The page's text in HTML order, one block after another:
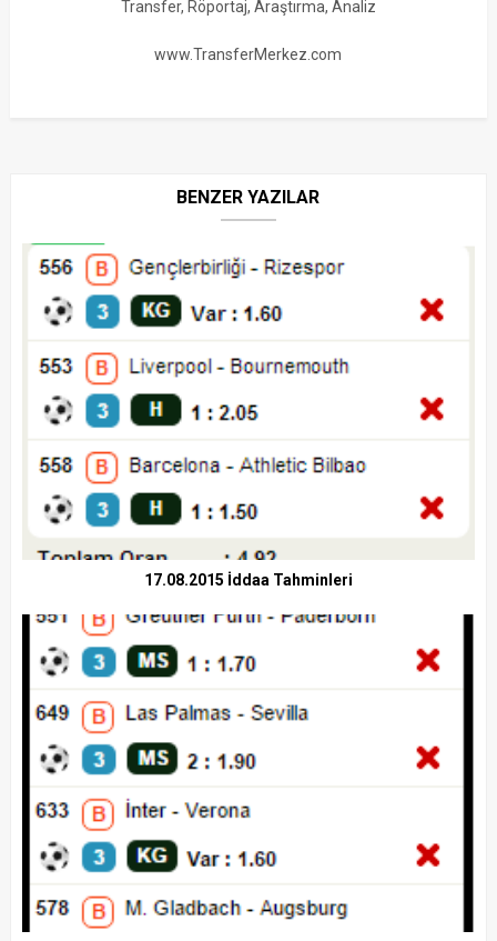
Transfer, Röportaj, Araştırma, Analiz
www.TransferMerkez.com
BENZER YAZILAR
17.08.2015 İddaa Tahminleri